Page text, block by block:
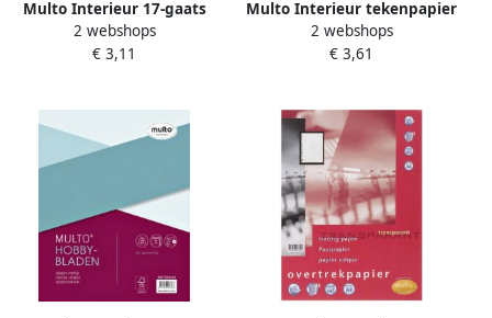
Multo Interieur 17-gaats
tekenpapier 120gr 50 vel
2 webshops
€ 3,11
Multo Interieur tekenpapier
A4 23-rings 50 vel
2 webshops
€ 3,61